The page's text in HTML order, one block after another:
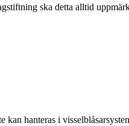
ska detta alltid
hanteras i